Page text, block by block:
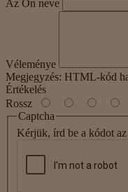
Az Ön neve
Véleménye
Megjegyzés: HTML-kód
Értékelés
Rossz
Captcha
Kérjük, írd be a kódot